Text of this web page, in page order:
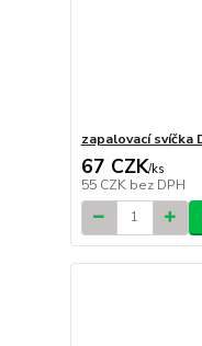
zapalovací svíčka
67 CZK/ks
55 CZK bez DPH